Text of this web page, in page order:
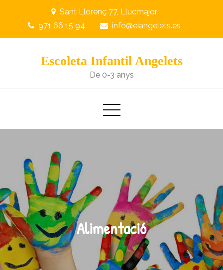
Sant Llorenç 77, Llucmajor
971 66 15 94
info@eiangelets.es
Escoleta Infantil Angelets
De 0-3 anys
Alimentació